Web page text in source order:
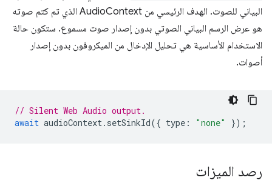
البياني للصوت. الهدف الرئيسي من AudioContext الذي تم كتم صوته
هو عرض الرسم البياني الصوتي بدون إصدار صوت مسموع. ستكون حالة
الاستخدام الأساسية هي تحليل الإدخال من الميكروفون بدون إصدار
أصوات.
// Silent Web Audio output.
await audioContext. setSinkId({ type : "none" });
رصد الميزات